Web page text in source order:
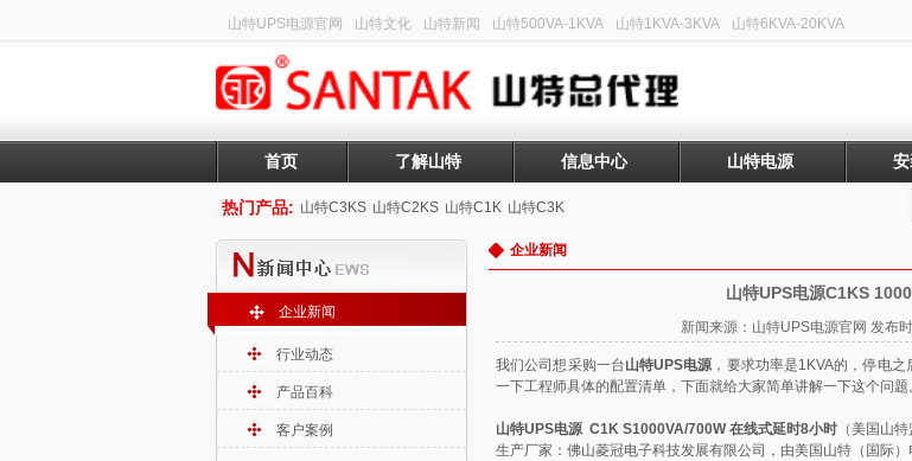
山特UPS电源官网 山特文化 山特新闻 山特500VA-1KVA 山特1KVA-3KVA 山特6KVA-20KVA
首页 了解山特 信息中心 山特电源
热门产品: 山特C3KS 山特C2KS 山特C1K 山特C3K
企业新闻
行业动态
产品百科
客户案例
企业新闻
山特UPS电源C1KS
新闻来源：山特UPS电源官网 发布
我们公司想采购一台山特UPS电源，要求功率是1KVA的，停电
一下工程师具体的配置清单，下面就给大家简单讲解一下这个问题
山特UPS电源 C1K S1000VA/700W 在线式延时8小时 （美国山
生产厂家：佛山菱冠电子科技发展有限公司，由美国山特（国际